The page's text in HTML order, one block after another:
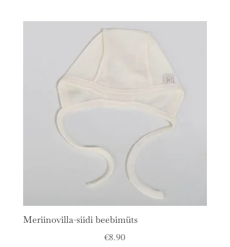
Meriinovilla-siidi beebimüts
€8.90